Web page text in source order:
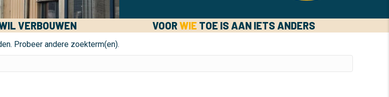
VERBOUWEN VOORWIE TOE IS AAN IETS ANDERS
Probeer andere zoekterm(en).